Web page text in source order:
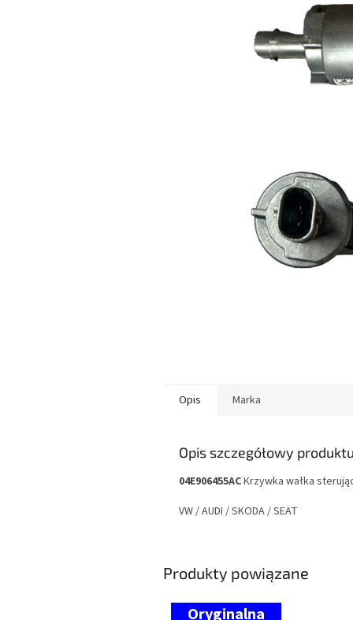
Opis Marka
Opis szczegółowy
04E906455ACKrzywka wałka
VW / AUDI / SKODA / SEAT
Produkty powiązane